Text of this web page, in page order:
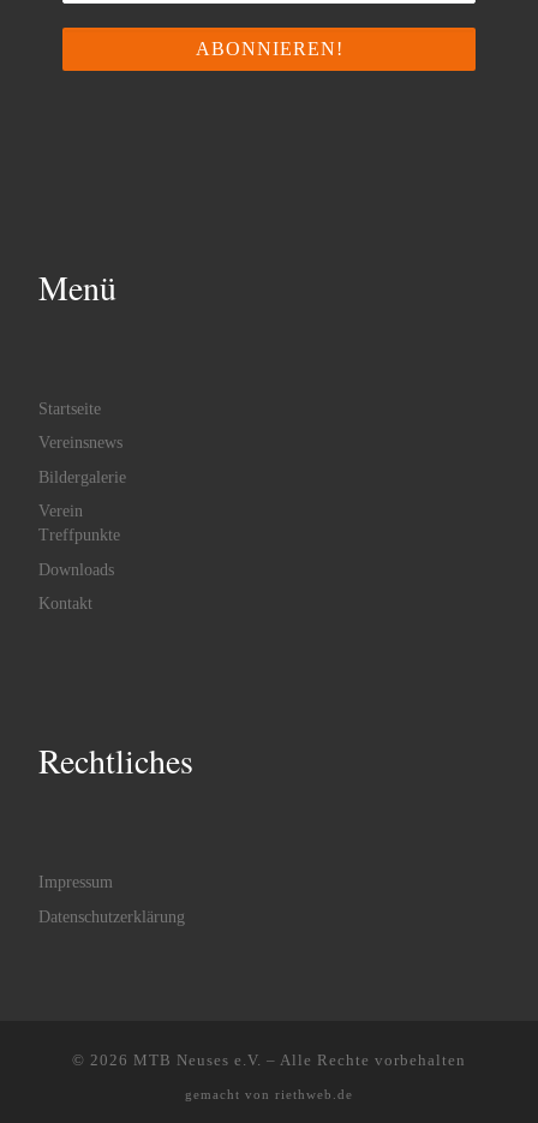
Menü
Startseite
Vereinsnews
Bildergalerie
Verein
Treffpunkte
Downloads
Kontakt
Rechtliches
Impressum
Datenschutzerklärung
© 2026 MTB Neuses e.V. – Alle Rechte vorbehalten
gemacht von riethweb.de